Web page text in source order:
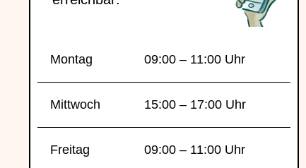
Montag 09:00 – 11:00 Uhr
Mittwoch 15:00 – 17:00 Uhr
Freitag 09:00 – 11:00 Uhr